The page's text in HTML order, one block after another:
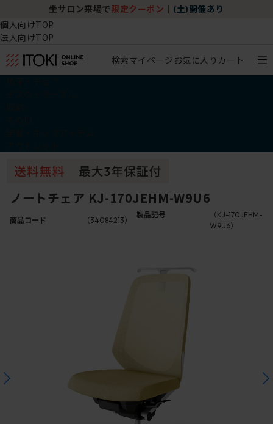
坐サロン来場で 限定クーポン (土)開催あり
個人向けTOP
法人向けTOP
検索マイページ お気に入り カート
ノートチェア KJ-170JEHM-W9U6
商品コード （34084213）
製品記号
（KJ-170JEHM-
W9U6）